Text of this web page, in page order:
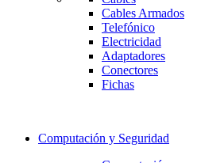
Cables Armados
Telefónico
Electricidad
Adaptadores
Conectores
Fichas
Computación y Seguridad